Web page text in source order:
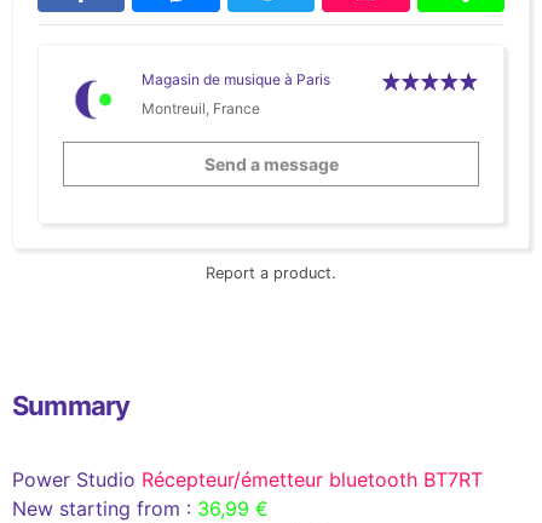
Magasin de musique à Paris
Montreuil, France
Send a message
Report a product.
Summary
Power Studio Récepteur/émetteur bluetooth BT7RT
New starting from : 36,99 €